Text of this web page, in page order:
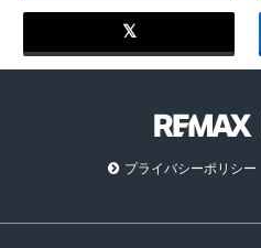
プライバシーポリシー